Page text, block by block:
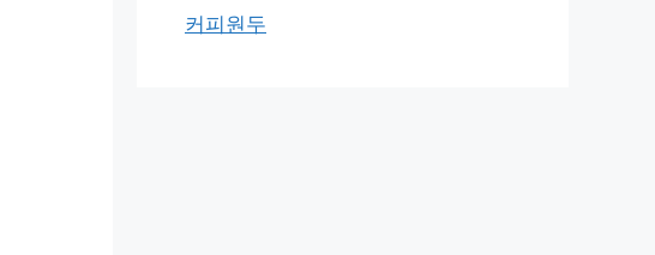
커피원두